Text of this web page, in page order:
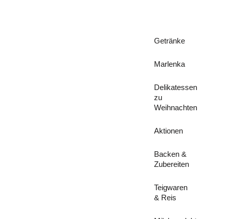
Getränke
Marlenka
Delikatessen
zu
Weihnachten
Aktionen
Backen &
Zubereiten
Teigwaren
& Reis